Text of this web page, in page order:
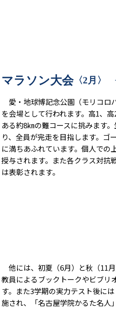
マラソン大会〈2月〉
愛・地球博記念公園（モリコロ
を会場として行われます。高1、
ある約8㎞の難コースに挑みます
り、全員が完走を目指します。ゴ
に満ちあふれています。個人での
授与されます。また各クラス対抗
は表彰されます。
他には、初夏（6月）と秋（11月
教員によるブックトークやビブリ
す。また3学期の実力テスト後に
施され、「名古屋学院かるた名人